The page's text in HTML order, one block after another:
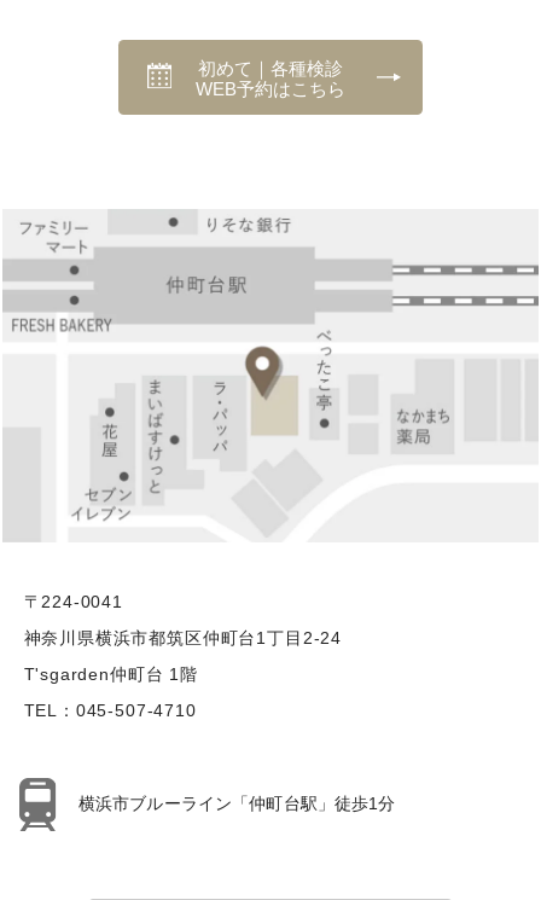
初めて｜各種検診
WEB予約はこちら
〒224-0041
神奈川県横浜市都筑区仲町台1丁目2-24
T'sgarden仲町台 1階
TEL： 045-507-4710
横浜市ブルーライン「仲町台駅」徒歩1分